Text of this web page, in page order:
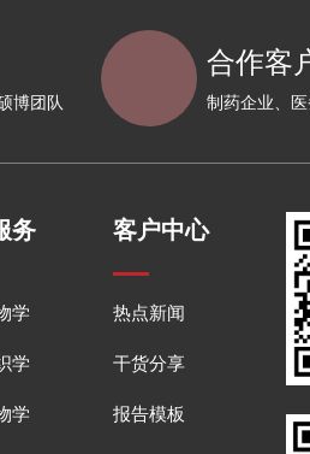
博团队
合作客
制药企业、
务
学
学
学
客户中心
热点新闻
干货分享
报告模板